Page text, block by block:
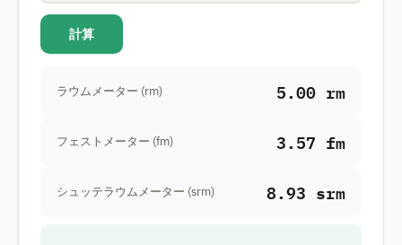
計算
ラウムメーター (rm) 5.00 rm
フェストメーター (fm) 3.57 fm
シュッテラウムメーター (srm) 8.93 srm